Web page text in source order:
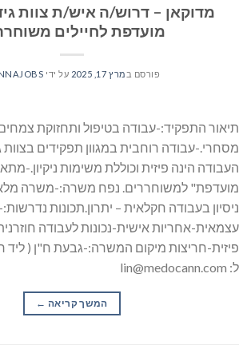
מדוקאן – דרוש/ה איש/ת צוות
מועדפת לחיילים
פורסם במרץ 17, 2025 על ידי
תיאור התפקיד:-עבודה בטיפול ותחזוקת
מסחרי.-עבודה רוחבית במגוון תפקידים בצוות
העבודה הינה פיזית וכוללת משימות ניקיון.-
מועדפת" למשוחררים. נפח משרה:-משרה
ניסיון בעבודה חקלאית – יתרון.תכונות
עצמאית-אחריות אישית-נכונות לעבודה
פיזית-חריצות מיקום המשרה:-גבעת ח"ן ( ליד
ל: lin@medocann.com
המשך קריאה →